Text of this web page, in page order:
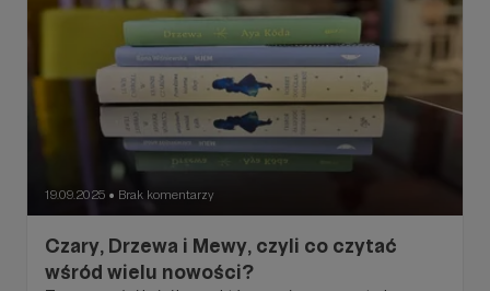
19.09.2025 ● Brak komentarzy
Czary, Drzewa i Mewy, czyli co czytać
wśród wielu nowości?